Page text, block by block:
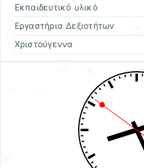
Εκπαιδευτικό υλικό
Εργαστήρια Δεξιοτήτων
Χριστούγεννα